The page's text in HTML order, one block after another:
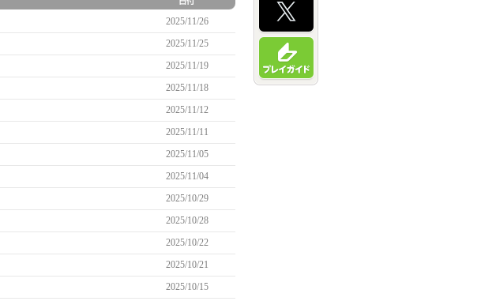
2025/11/26
2025/11/25
2025/11/19
2025/11/18
2025/11/12
2025/11/11
2025/11/05
2025/11/04
2025/10/29
2025/10/28
2025/10/22
2025/10/21
2025/10/15